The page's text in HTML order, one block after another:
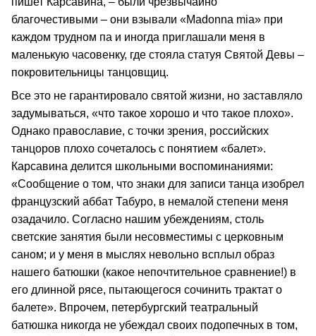
благочестивыми – они взывали «Madonna mia» при
каждом трудном па и иногда приглашали меня в
маленькую часовенку, где стояла статуя Святой Девы –
покровительницы танцовщиц.
Все это не гарантировало святой жизни, но заставляло
задумываться, «что такое хорошо и что такое плохо».
Однако православие, с точки зрения, российских
танцоров плохо сочеталось с понятием «балет».
Карсавина делится школьными воспоминаниями:
«Сообщение о том, что знаки для записи танца изобрел
французский аббат Табуро, в немалой степени меня
озадачило. Согласно нашим убеждениям, столь
светские занятия были несовместимы с церковным
саном; и у меня в мыслях невольно всплыл образ
нашего батюшки (какое непочтительное сравнение!) в
его длинной рясе, пытающегося сочинить трактат о
балете». Впрочем, петербургский театральный
батюшка никогда не убеждал своих подопечных в том,